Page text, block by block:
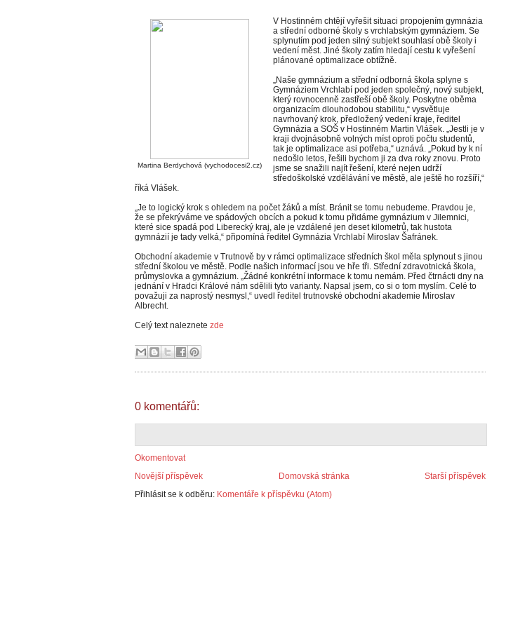
Martina Berdychová (vychodocesi2.cz)
V Hostinném chtějí vyřešit situaci propojením gymnázia
a střední odborné školy s vrchlabským gymnáziem. Se
splynutím pod jeden silný subjekt souhlasí obě školy i
vedení měst. Jiné školy zatím hledají cestu k vyřešení
plánované optimalizace obtížně.
„Naše gymnázium a střední odborná škola splyne s
Gymnáziem Vrchlabí pod jeden společný, nový subjekt,
který rovnocenně zastřeší obě školy. Poskytne oběma
organizacím dlouhodobou stabilitu,“ vysvětluje
navrhovaný krok, předložený vedení kraje, ředitel
Gymnázia a SOŠ v Hostinném Martin Vlášek. „Jestli je v
kraji dvojnásobně volných míst oproti počtu studentů,
tak je optimalizace asi potřeba,“ uznává. „Pokud by k ní
nedošlo letos, řešili bychom ji za dva roky znovu. Proto
jsme se snažili najít řešení, které nejen udrží
středoškolské vzdělávání ve městě, ale ještě ho rozšíří,“
říká Vlášek.
„Je to logický krok s ohledem na počet žáků a míst. Bránit se tomu nebudeme. Pravdou je,
že se překrýváme ve spádových obcích a pokud k tomu přidáme gymnázium v Jilemnici,
které sice spadá pod Liberecký kraj, ale je vzdálené jen deset kilometrů, tak hustota
gymnázií je tady velká,“ připomíná ředitel Gymnázia Vrchlabí Miroslav Šafránek.
Obchodní akademie v Trutnově by v rámci optimalizace středních škol měla splynout s jinou
střední školou ve městě. Podle našich informací jsou ve hře tři. Střední zdravotnická škola,
průmyslovka a gymnázium. „Žádné konkrétní informace k tomu nemám. Před čtrnácti dny na
jednání v Hradci Králové nám sdělili tyto varianty. Napsal jsem, co si o tom myslím. Celé to
považuji za naprostý nesmysl,“ uvedl ředitel trutnovské obchodní akademie Miroslav
Albrecht.
Celý text naleznete zde
0 komentářů:
Okomentovat
Novější příspěvek
Starší příspěvek
Domovská stránka
Přihlásit se k odběru: Komentáře k příspěvku (Atom)